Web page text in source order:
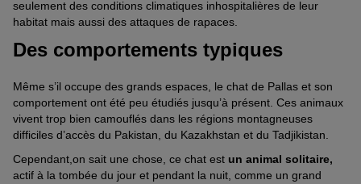
seulement des conditions climatiques inhospitalières de leur
habitat mais aussi des attaques de rapaces.
Des comportements typiques
Même s’il occupe des grands espaces, le chat de Pallas et son
comportement ont été peu étudiés jusqu’à présent. Ces animaux
vivent trop bien camouflés dans les régions montagneuses
difficiles d’accès du Pakistan, du Kazakhstan et du Tadjikistan.
Cependant,on sait une chose, ce chat est un animal solitaire,
actif à la tombée du jour et pendant la nuit, comme un grand